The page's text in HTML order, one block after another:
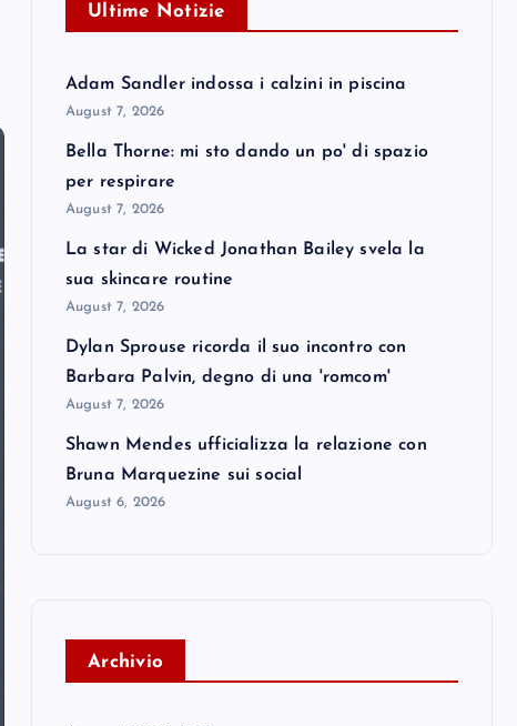
Ultime Notizie
Adam Sandler indossa i calzini in piscina
August 7, 2026
Bella Thorne: mi sto dando un po' di spazio
per respirare
August 7, 2026
La star di Wicked Jonathan Bailey svela la
sua skincare routine
August 7, 2026
Dylan Sprouse ricorda il suo incontro con
Barbara Palvin, degno di una 'romcom'
August 7, 2026
Shawn Mendes ufficializza la relazione con
Bruna Marquezine sui social
August 6, 2026
Archivio